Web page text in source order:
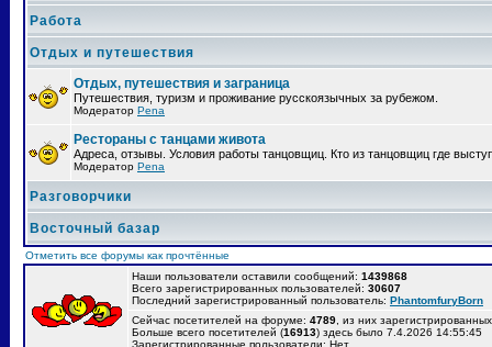
Работа
Отдых и путешествия
Отдых, путешествия и заграница
Путешествия, туризм и проживание русскоязычных за рубежом.
Модератор Pena
Рестораны с танцами живота
Адреса, отзывы. Условия работы танцовщиц. Кто из танцовщиц где
Модератор Pena
Разговорчики
Восточный базар
Отметить все форумы как прочтённые
Наши пользователи оставили сообщений: 1439868
Всего зарегистрированных пользователей: 30607
Последний зарегистрированный пользователь: PhantomfuryBorn
Сейчас посетителей на форуме: 4789 , из них
Больше всего посетителей (16913) здесь было 7.4.2026 14:55:45
Зарегистрированные пользователи: Нет